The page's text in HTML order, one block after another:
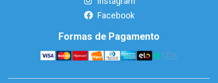
Facebook
Formas de Pagamento